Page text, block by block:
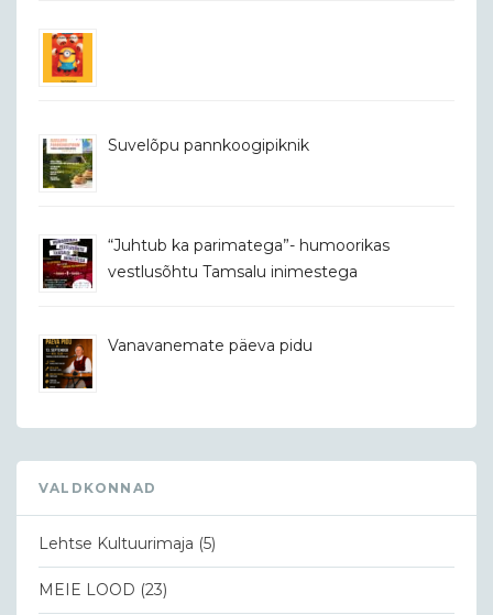
Suvelõpu pannkoogipiknik
“Juhtub ka parimatega”- humoorikas
vestlusõhtu Tamsalu inimestega
Vanavanemate päeva pidu
VALDKONNAD
Lehtse Kultuurimaja (5)
MEIE LOOD (23)